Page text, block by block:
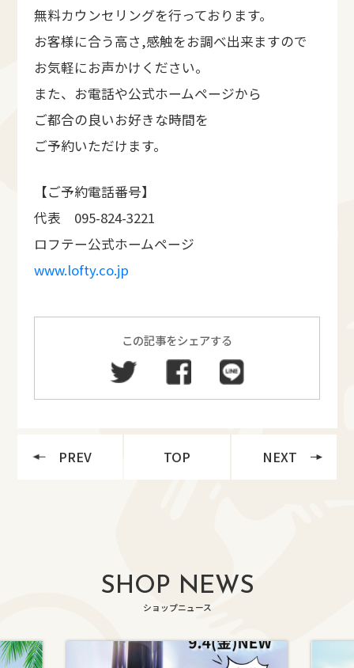
無料カウンセリングを行っております。
お客様に合う高さ,感触をお調べ出来ますので
お気軽にお声かけください。
また、お電話や公式ホームページから
ご都合の良いお好きな時間を
ご予約いただけます。
【ご予約電話番号】
代表 095-824-3221
ロフテー公式ホームページ
www.lofty.co.jp
この記事をシェアする
PREV TOP NEXT
SHOP NEWS
ショップニュース